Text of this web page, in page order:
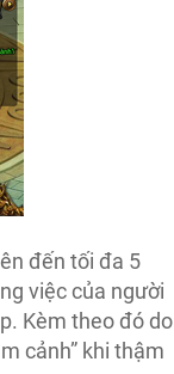
đến tối đa 5
việc của người
Kèm theo đó do
cảnh” khi thậm